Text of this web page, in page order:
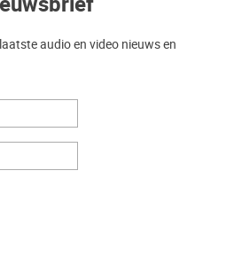
audio en video nieuws en